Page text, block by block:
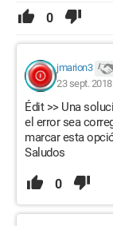
0
jmarion3
23 sept.
Édit >> Una
el error sea
marcar esta
Saludos
0